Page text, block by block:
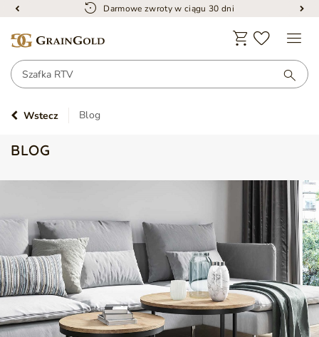
Darmowe zwroty w ciągu 30 dni
Wstecz Blog
BLOG